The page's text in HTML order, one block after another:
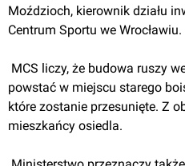
Moździoch, kierownik działu
Centrum Sportu we Wrocławiu.
powstać w miejscu starego
które zostanie przesunięte. Z
mieszkańcy osiedla.